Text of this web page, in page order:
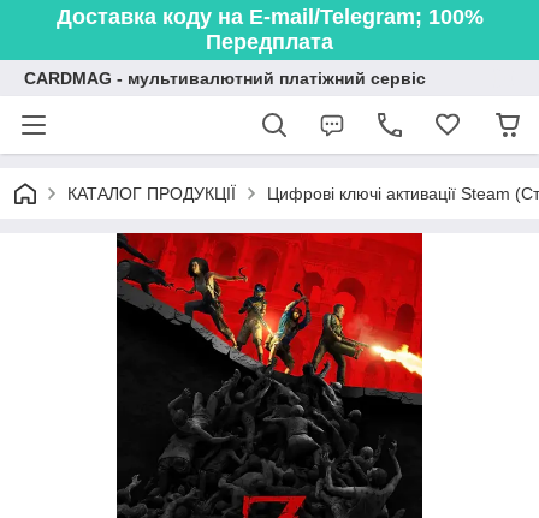
Доставка коду на E-mail/Telegram; 100%
Передплата
CARDMAG - мультивалютний платіжний сервіс
КАТАЛОГ ПРОДУКЦІЇ Цифрові ключі активації Steam